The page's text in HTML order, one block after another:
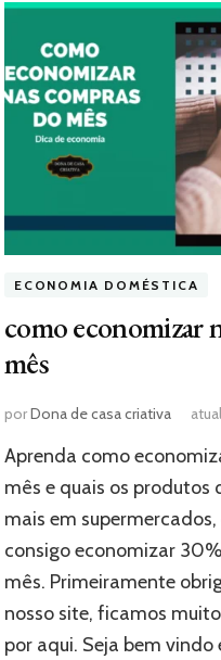
ECONOMIA DOMÉSTICA
como economizar
mês
porDona de casa criativa
Aprenda como
mês e quais os produtos
mais em
consigo economizar
mês. Primeiramente
nosso site, ficamos
por aqui. Seja bem vindo